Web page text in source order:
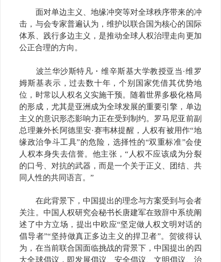
面对单边主义、地缘冲突等对全球秩序带来的冲
击，与会专家普遍认为，维护以联合国为核心的国际
体系、践行多边主义，是推动全球人权治理走向更加
公正合理的方向。
波兰华沙斯特凡 ・ 维辛斯基大学教授亚当·维罗
姆斯基表示，过去数十年，个别国家凭借其优势地
位，时常以人权名义实施干预。随着世界多极化格局
的形成，尤其是亚洲成为全球发展的重要引擎，单边
主义的意识形态影响力正在受到制约。 罗马尼亚前副
总理兼外长 阿德里安·赛韦林提醒，人权有被用作“地
缘政治争斗工具”的危险，选择性的“双重标准”会使
人权本身失去信誉。他主张，“人权不应该成为分裂
的口号、对抗的武器，而是一个关于正义、团结、共
同人性的共同语言。”
在此背景下，中国提出的理念与方案受到与会者
关注。中国人权研究会秘书长唐建军在致辞中系统阐
述了中方立场，提出中欧应“坚定做人权文明对话的
倡导者”“坚持做真正多边主义的捍卫者”。贺彼得认
为，在当前联合国面临挑战的背景下，中国提出的 四
大全球倡议， 即发展倡议、安全倡议、文明倡议、治